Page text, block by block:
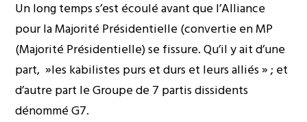
Un long temps s’est écoulé avant que l’Alliance
pour la Majorité Présidentielle (convertie en MP
(Majorité Présidentielle) se fissure. Qu’il y ait d’une
part, »les kabilistes purs et durs et leurs alliés » ; et
d’autre part le Groupe de 7 partis dissidents
dénommé G7.